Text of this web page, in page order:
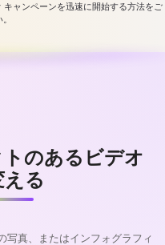
ャンペーンを迅速に開始する方法をご
のあるビデオ
る
写真、またはインフォグラフィ